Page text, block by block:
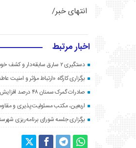
انتهای خبر/
اخبار مرتبط
دستگیری ۲ سارق سابقه‌دار و کشف خودروی سرقتی در مهدیشهر
برگزاری کارگاه «ارتباط مؤثر و امنیت
صادرات گمرک سمنان ۴۸ درصد افزایش یافت؛ خروج موقت کالاهای ۳۰ موکب اربعین به عراق
اربعین، مکتب مسئولیت‌پذیری و
برگزاری جلسه شورای برنامه‌ریزی